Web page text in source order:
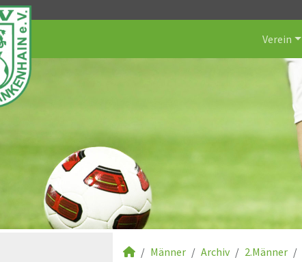
Verein
Männer Archiv 2.Männer